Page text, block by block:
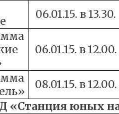
06.01.15. в 13.30.
06.01.15. в 12.00.
08.01.15. в 12.00.
«Станция юных